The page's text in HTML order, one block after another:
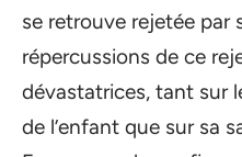
se retrouve rejetée par
répercussions de ce
dévastatrices, tant sur
de l’enfant que sur sa